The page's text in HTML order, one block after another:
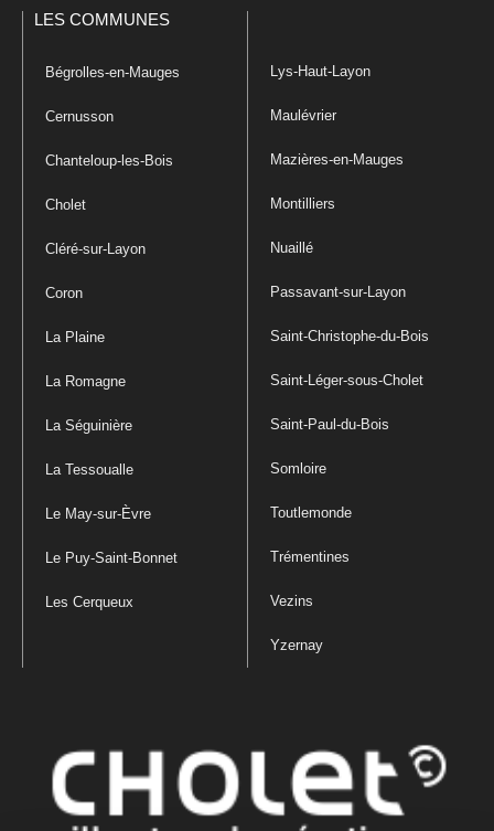
LES COMMUNES
Bégrolles-en-Mauges
Cernusson
Chanteloup-les-Bois
Cholet
Cléré-sur-Layon
Coron
La Plaine
La Romagne
La Séguinière
La Tessoualle
Le May-sur-Èvre
Le Puy-Saint-Bonnet
Les Cerqueux
Lys-Haut-Layon
Maulévrier
Mazières-en-Mauges
Montilliers
Nuaillé
Passavant-sur-Layon
Saint-Christophe-du-Bois
Saint-Léger-sous-Cholet
Saint-Paul-du-Bois
Somloire
Toutlemonde
Trémentines
Vezins
Yzernay